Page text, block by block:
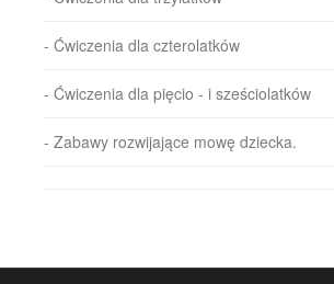
- Ćwiczenia dla czterolatków
- Ćwiczenia dla pięcio - i sześciolatków
- Zabawy rozwijające mowę dziecka.